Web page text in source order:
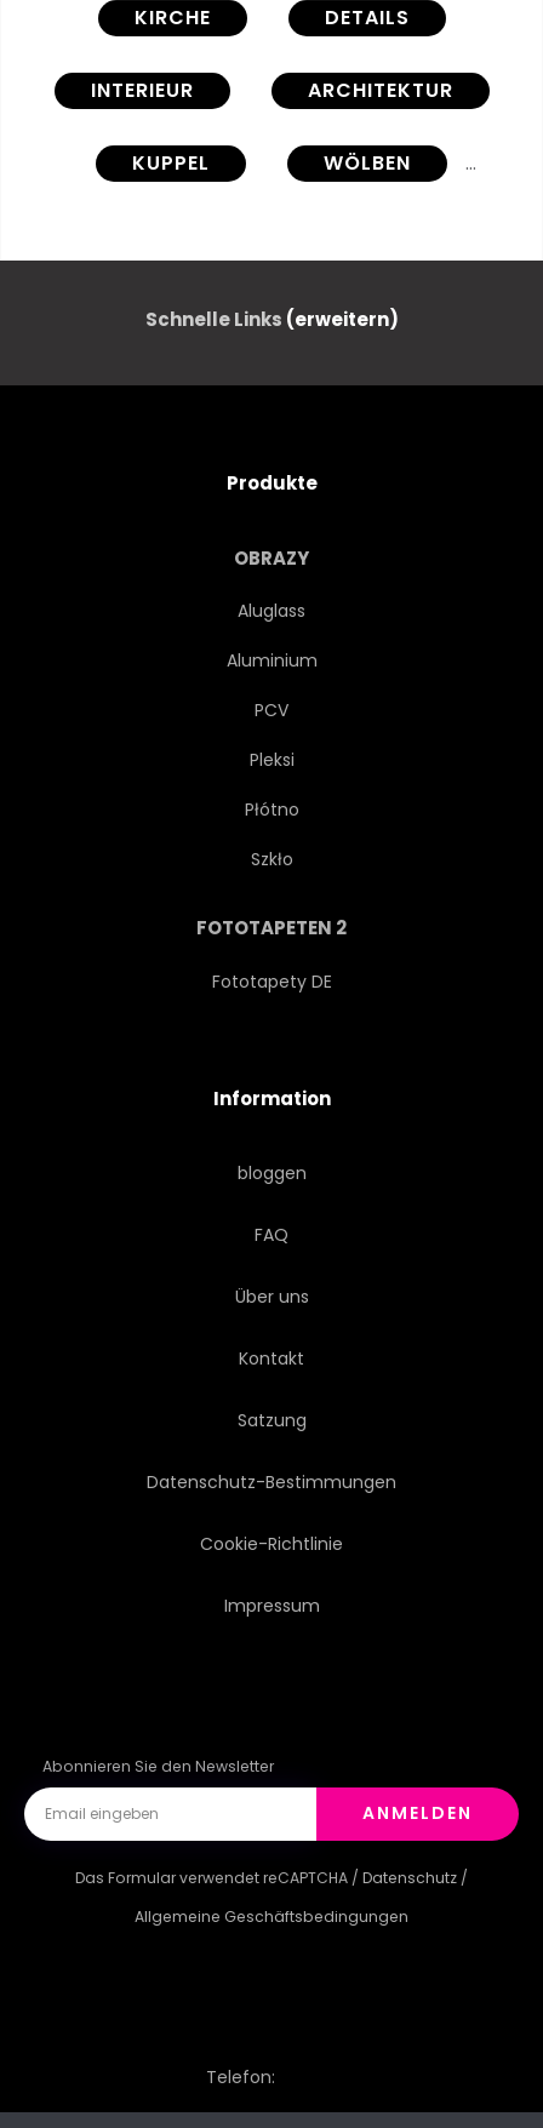
KIRCHE DETAILS
INTERIEUR ARCHITEKTUR
KUPPEL WÖLBEN
Schnelle Links (erweitern)
Produkte
OBRAZY
Aluglass
Aluminium
PCV
Pleksi
Płótno
Szkło
FOTOTAPETEN 2
Fototapety DE
Information
bloggen
FAQ
Über uns
Kontakt
Satzung
Datenschutz-Bestimmungen
Cookie-Richtlinie
Impressum
Abonnieren Sie den Newsletter
ANMELDEN
Das Formular verwendet reCAPTCHA / Datenschutz /
Allgemeine Geschäftsbedingungen
Telefon: